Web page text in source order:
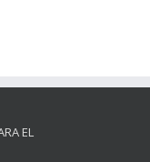
EL